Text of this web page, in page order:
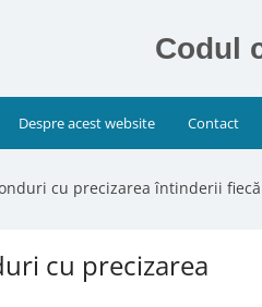
Codul
Despre acest website Contact
cu precizarea întinderii
cu precizarea